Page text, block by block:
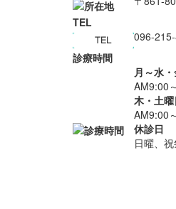
TEL
096-
診療時間
月～水
AM9:00
木・土
AM9:00
休診日
日曜、祝